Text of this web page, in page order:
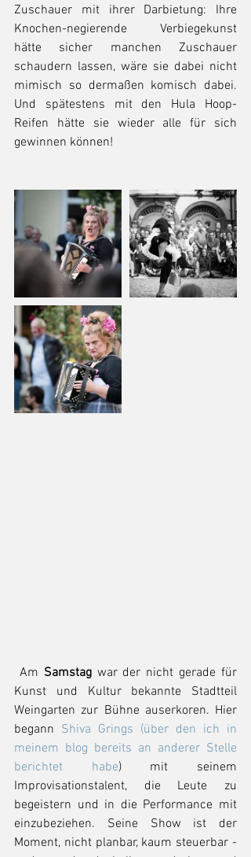
Zuschauer mit ihrer Darbietung: Ihre
Knochen-negierende Verbiegekunst
hätte sicher manchen Zuschauer
schaudern lassen, wäre sie dabei nicht
mimisch so dermaßen komisch dabei.
Und spätestens mit den Hula Hoop-
Reifen hätte sie wieder alle für sich
gewinnen können!
Am Samstag war der nicht gerade für
Kunst und Kultur bekannte Stadtteil
Weingarten zur Bühne auserkoren. Hier
begann Shiva Grings (über den ich in
meinem blog bereits an anderer Stelle
berichtet habe) mit seinem
Improvisationstalent, die Leute zu
begeistern und in die Performance mit
einzubeziehen. Seine Show ist der
Moment, nicht planbar, kaum steuerbar -